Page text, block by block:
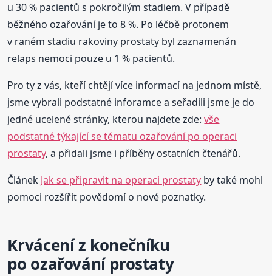
u 30 % pacientů s pokročilým stadiem. V případě
běžného ozařování je to 8 %. Po léčbě protonem
v raném stadiu rakoviny prostaty byl zaznamenán
relaps nemoci pouze u 1 % pacientů.
Pro ty z vás, kteří chtějí více informací na jednom místě,
jsme vybrali podstatné inforamce a seřadili jsme je do
jedné ucelené stránky, kterou najdete zde:vše
podstatné týkající se tématu ozařování po operaci
prostaty, a přidali jsme i příběhy ostatních čtenářů.
Článek Jak se připravit na operaci prostaty by také mohl
pomoci rozšířit povědomí o nové poznatky.
Krvácení z konečníku
po ozařování prostaty